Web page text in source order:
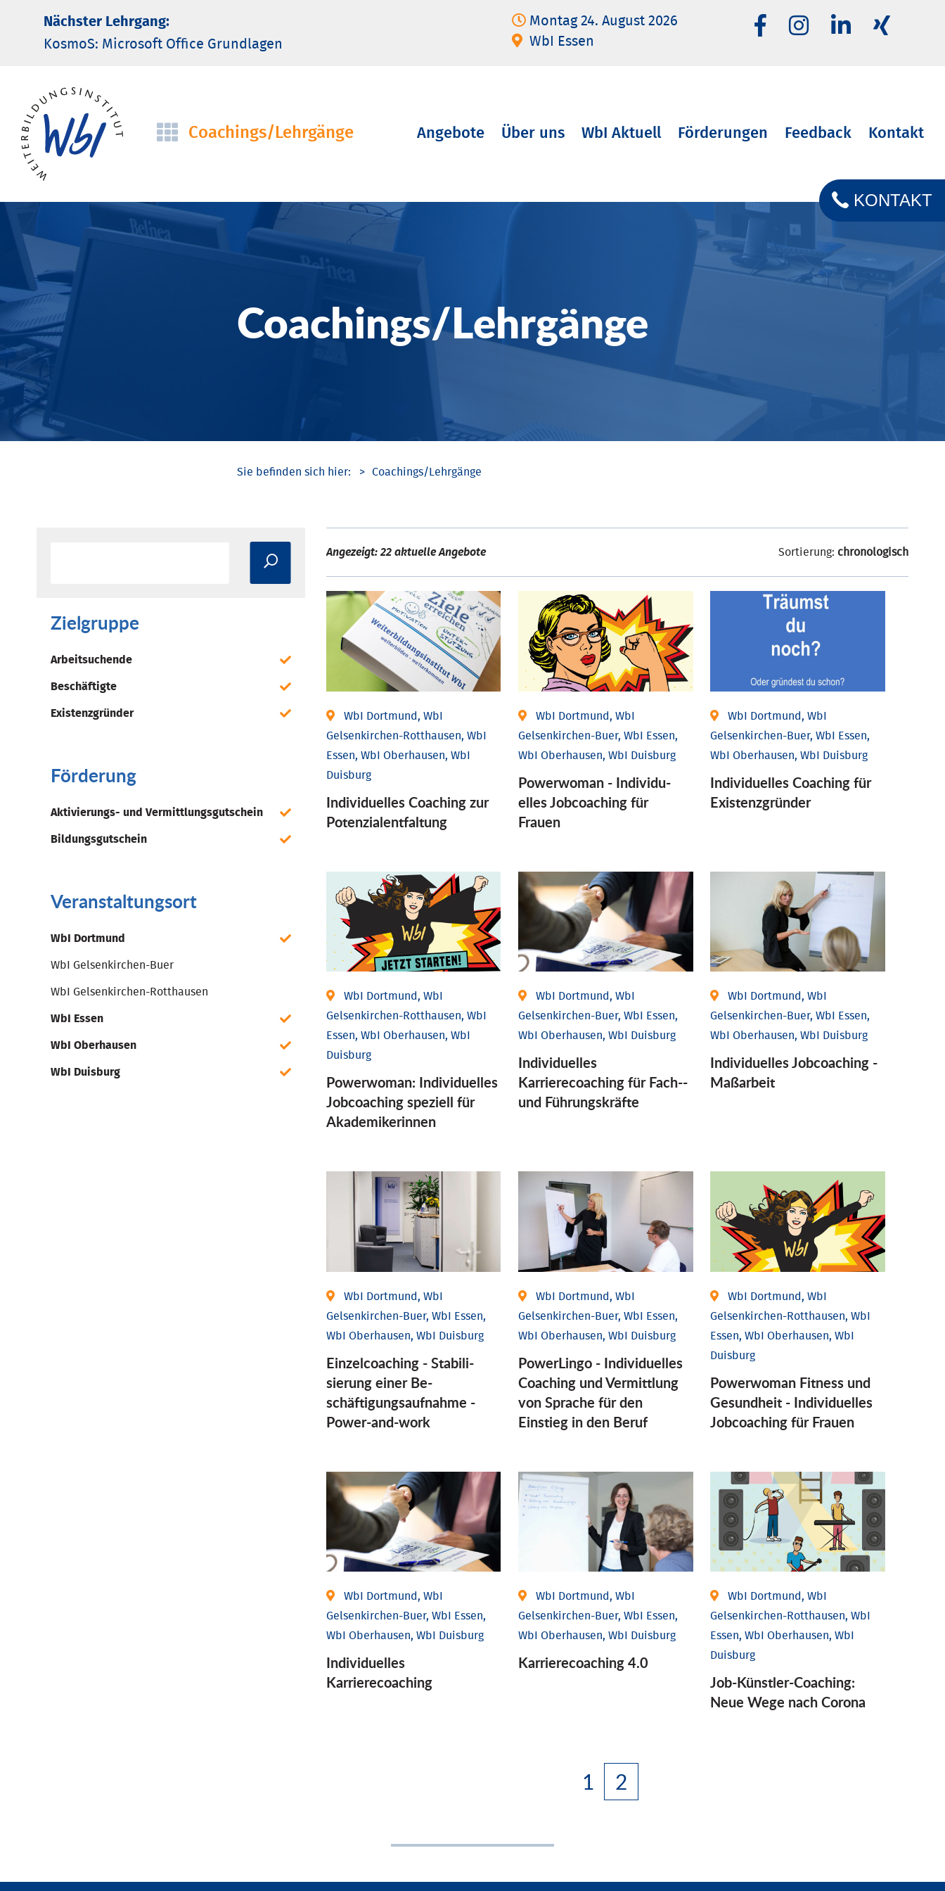
Nächster Lehrgang:
KosmoS: Microsoft Office Grund­lagen
Montag 24. August 2026
WbI Essen
Navigation
Coachings/­Lehrgänge
Navigation
Angebote Über uns WbI Aktuell Förderungen Feedback Kontakt
Coachings/­Lehrgänge
KONTAKT
Coachings/­Lehrgänge
Zielgruppe
Arbeitsuchende
Beschäftigte
Existenzgründer
Förderung
Aktivierungs- und Vermittlungsgutschein
Bildungsgutschein
Veranstaltungsort
WbI Dortmund
WbI Gelsenkirchen-Buer
WbI Gelsenkirchen-Rotthausen
WbI Essen
WbI Oberhausen
WbI Duisburg
Angezeigt: 22 aktuelle Angebote Sortierung: chronologisch
WbI Dortmund, WbI
Gelsenkirchen-Rotthausen, WbI
Essen, WbI Oberhausen, WbI
Duisburg
Individuelles Coaching zur
Potenzialentfaltung
WbI Dortmund, WbI
Gelsenkirchen-Buer, WbI Essen,
WbI Oberhausen, WbI Duisburg
Powerwoman - Individu­
elles Job­coaching für
Frauen
WbI Dortmund, WbI
Gelsenkirchen-Buer, WbI Essen,
WbI Oberhausen, WbI Duisburg
Individu­elles Coaching für
Existenz­gründer
WbI Dortmund, WbI
Gelsenkirchen-Rotthausen, WbI
Essen, WbI Oberhausen, WbI
Duisburg
Powerwoman: Individu­elles
Job­coaching speziell für
Aka­demiker­innen
WbI Dortmund, WbI
Gelsenkirchen-Buer, WbI Essen,
WbI Oberhausen, WbI Duisburg
Individu­elles
Karrierecoaching für Fach-­
und Führungs­kräfte
WbI Dortmund, WbI
Gelsenkirchen-Buer, WbI Essen,
WbI Oberhausen, WbI Duisburg
Individu­elles Job­coaching -
Maßarbeit
WbI Dortmund, WbI
Gelsenkirchen-Buer, WbI Essen,
WbI Oberhausen, WbI Duisburg
Einzel­coaching - Stabili­
sierung einer Be­
schäftigungs­aufnahme -
Power-and-work
WbI Dortmund, WbI
Gelsenkirchen-Buer, WbI Essen,
WbI Oberhausen, WbI Duisburg
PowerLingo - Individuelles
Coaching und Vermittlung
von Sprache für den
Einstieg in den Beruf
WbI Dortmund, WbI
Gelsenkirchen-Rotthausen, WbI
Essen, WbI Oberhausen, WbI
Duisburg
Powerwoman Fitness und
Gesund­heit - Individu­elles
Job­coaching für Frauen
WbI Dortmund, WbI
Gelsenkirchen-Buer, WbI Essen,
WbI Oberhausen, WbI Duisburg
Individu­elles
Karrierecoaching
WbI Dortmund, WbI
Gelsenkirchen-Buer, WbI Essen,
WbI Oberhausen, WbI Duisburg
Karriere­coaching 4.0
WbI Dortmund, WbI
Gelsenkirchen-Rotthausen, WbI
Essen, WbI Oberhausen, WbI
Duisburg
Job-Künstler-Coaching:
Neue Wege nach Corona
1 2